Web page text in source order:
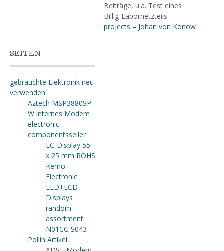
Beiträge, u.a. Test eines
Billig-Labornetzteils
projects – Johan von Konow
SEITEN
gebrauchte Elektronik neu
verwenden
Aztech MSP3880SP-
W internes Modem
electronic-
componentsseller
LC-Display 55
x 25 mm ROHS
Kemo
Electronic
LED+LCD
Displays
random
assortment
N01CG S043
Pollin Artikel